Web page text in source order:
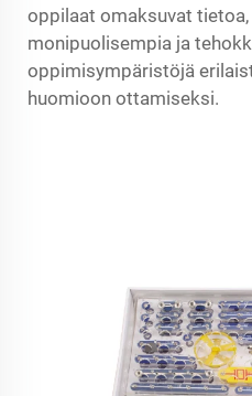
oppilaat omaksuvat tietoa,
monipuolisempia ja
oppimisympäristöjä
huomioon ottamiseksi.